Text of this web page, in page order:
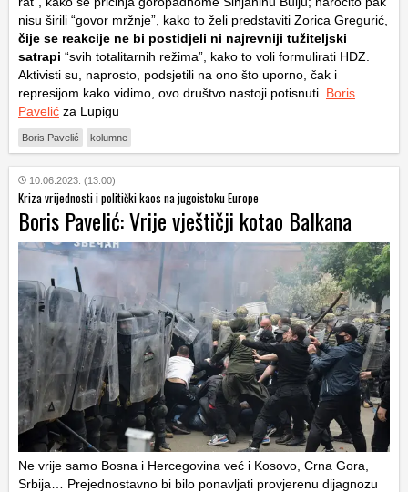
nisu širili “govor mržnje”, kako to želi predstaviti Zorica Gregurić,
čije se reakcije ne bi postidjeli ni najrevniji tužiteljski
satrapi “svih totalitarnih režima”, kako to voli formulirati HDZ.
Aktivisti su, naprosto, podsjetili na ono što uporno, čak i
represijom kako vidimo, ovo društvo nastoji potisnuti. Boris
Pavelić za Lupigu
Boris Pavelić kolumne
10.06.2023. (13:00)
Kriza vrijednosti i politički kaos na jugoistoku Europe
Boris Pavelić: Vrije vještičji kotao Balkana
Ne vrije samo Bosna i Hercegovina već i Kosovo, Crna Gora,
Srbija… Prejednostavno bi bilo ponavljati provjerenu dijagnozu